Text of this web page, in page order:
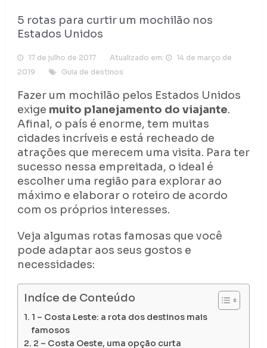
5 rotas para curtir um mochilão nos
Estados Unidos
17 de julho de 2017 Atualizado em:
14 de março de
2019
Guia de destinos
Fazer um mochilão pelos Estados Unidos
exige muito planejamento do viajante.
Afinal, o país é enorme, tem muitas
cidades incríveis e está recheado de
atrações que merecem uma visita. Para ter
sucesso nessa empreitada, o ideal é
escolher uma região para explorar ao
máximo e elaborar o roteiro de acordo
com os próprios interesses.
Veja algumas rotas famosas que você
pode adaptar aos seus gostos e
necessidades:
Indíce de Conteúdo
1 – Costa Leste: a rota dos destinos mais
famosos
2 – Costa Oeste, uma opção curta